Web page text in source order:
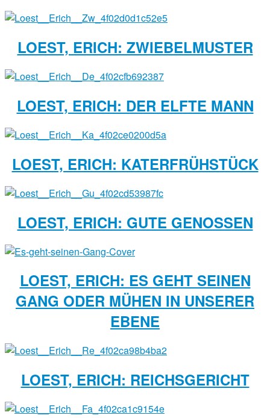
LOEST, ERICH: ZWIEBELMUSTER
LOEST, ERICH: DER ELFTE MANN
LOEST, ERICH: KATERFRÜHSTÜCK
LOEST, ERICH: GUTE GENOSSEN
LOEST, ERICH: ES GEHT SEINEN
GANG ODER MÜHEN IN UNSERER
EBENE
LOEST, ERICH: REICHSGERICHT